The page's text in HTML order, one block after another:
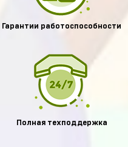
Гарантии работоспособности
Полная техподдержка